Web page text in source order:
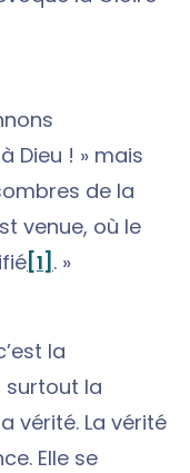
Dieu ! » mais
de la
venue, où le
[1] . »
la
surtout la
vérité. La vérité
Elle se